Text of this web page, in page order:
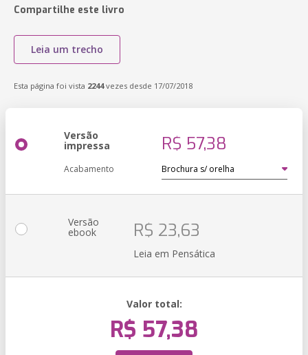
Compartilhe este livro
Leia um trecho
Esta página foi vista 2244vezes desde 17/07/2018
Versão
impressa R$ 57,38
Acabamento
Versão
ebook R$ 23,63
Leia em Pensática
Valor total:
R$ 57,38